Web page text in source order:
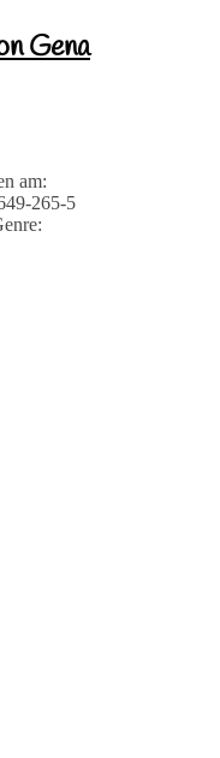
Gena
am:
265-5